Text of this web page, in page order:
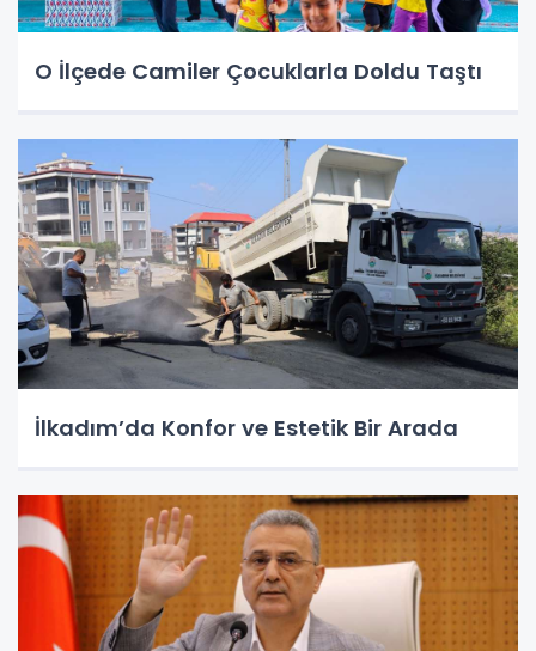
O İlçede Camiler Çocuklarla Doldu Taştı
İlkadım’da Konfor ve Estetik Bir Arada